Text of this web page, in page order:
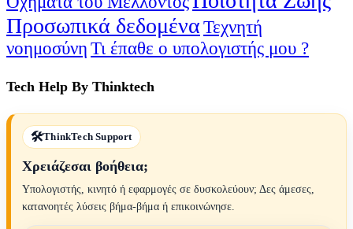
Προσωπικά δεδομένα Τεχνητή
νοημοσύνη Τι έπαθε ο υπολογιστής μου ?
Tech Help By Thinktech
ThinkTech Support
Χρειάζεσαι βοήθεια;
Υπολογιστής, κινητό ή εφαρμογές σε δυσκολεύουν; Δες άμεσες,
κατανοητές λύσεις βήμα-βήμα ή επικοινώνησε.